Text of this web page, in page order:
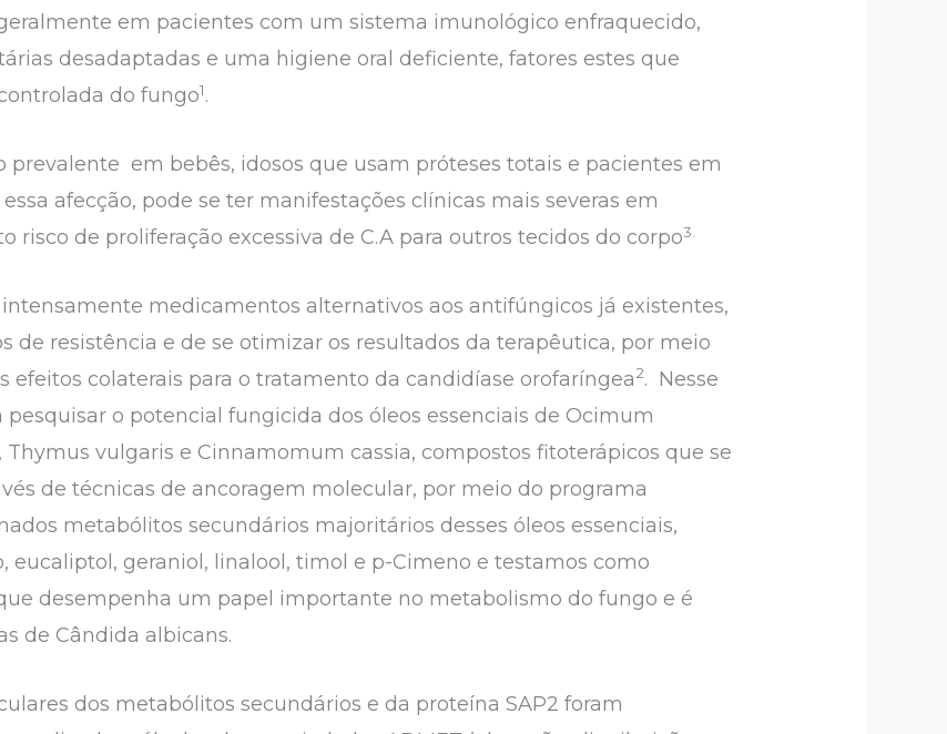
em pacientes com um sistema imunológico enfraquecido,
desadaptadas e uma higiene oral deficiente, fatores estes que
do fungo1.
prevalente em bebês, idosos que usam próteses totais e pacientes em
afecção, pode se ter manifestações clínicas mais severas em
risco de proliferação excessiva de C.A para outros tecidos do corpo3.
medicamentos alternativos aos antifúngicos já existentes,
de resistência e de se otimizar os resultados da terapêutica, por meio
efeitos colaterais para o tratamento da candidíase orofaríngea2. Nesse
pesquisar o potencial fungicida dos óleos essenciais de Ocimum
vulgaris e Cinnamomum cassia, compostos fitoterápicos que se
de técnicas de ancoragem molecular, por meio do programa
metabólitos secundários majoritários desses óleos essenciais,
eucaliptol, geraniol, linalool, timol e p-Cimeno e testamos como
desempenha um papel importante no metabolismo do fungo e é
de Cândida albicans.
dos metabólitos secundários e da proteína SAP2 foram